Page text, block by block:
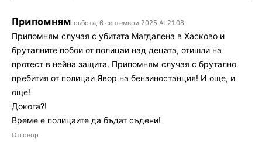
Припомням събота, 6 септември 2025 At 21:08
Припомням случая с убитата Магдалена в Хасково и
бруталните побои от полицаи над децата, отишли на
протест в нейна защита. Припомням случая с брутално
пребития от полицаи Явор на бензиностанция! И още, и
още!
Докога?!
Време е полицаите да бъдат съдени!
Отговор